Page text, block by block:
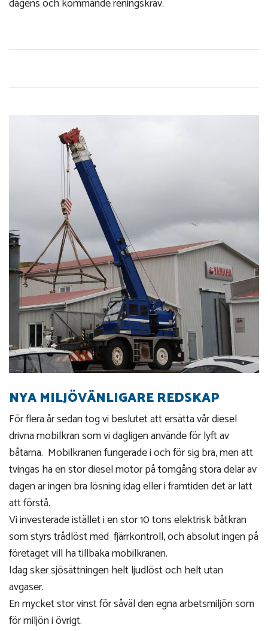
NYA MILJÖVÄNLIGARE REDSKAP
För flera år sedan tog vi beslutet att ersätta vår diesel
drivna mobilkran som vi dagligen använde för lyft av
båtarna. Mobilkranen fungerade i och för sig bra, men att
tvingas ha en stor diesel motor på tomgång stora delar av
dagen är ingen bra lösning idag eller i framtiden det är lätt
att förstå.
Vi investerade istället i en stor 10 tons elektrisk båtkran
som styrs trådlöst med fjärrkontroll, och absolut ingen på
företaget vill ha tillbaka mobilkranen.
Idag sker sjösättningen helt ljudlöst och helt utan
avgaser.
En mycket stor vinst för såväl den egna arbetsmiljön som
för miljön i övrigt.